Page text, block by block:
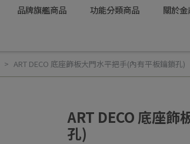
品牌旗艦商品 功能分類商品 關於
ART DECO 底座飾板大門水平把手(內有平板鑰鎖孔)
ART DECO 底座
孔)